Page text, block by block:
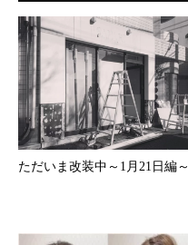
ただいま改装中～1月21日編～